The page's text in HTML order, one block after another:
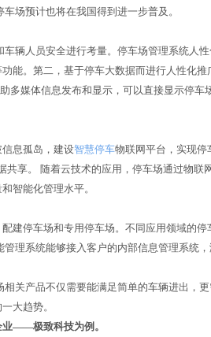
场预计也将在我国得到进一步普及。
人员安全进行考量。停车场管理系统人性
能。第二，基于停车大数据而进行人性化推
多媒体信息发布和显示，可以直接显示停车
息孤岛，建设智慧停车物联网平台，实现停
享。 随着云技术的应用，停车场通过物联
智能化管理水平。
停车场和专用停车场。不同应用领域的停
理系统能够接入客户的内部信息管理系统
产品不仅需要能满足简单的车辆进出，更
大趋势。
业——极致科技为例。